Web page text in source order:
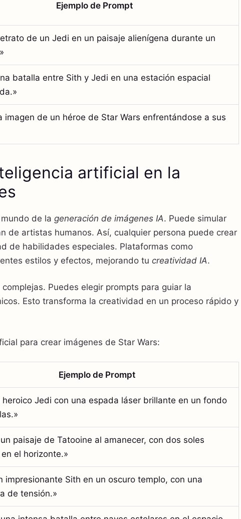
Ejemplo de Prompt
de un Jedi en un paisaje alienígena durante un
batalla entre Sith y Jedi en una estación espacial
imagen de un héroe de Star Wars enfrentándose a sus
artificial en la
de la generación de imágenes IA. Puede simular
de artistas humanos. Así, cualquier persona puede crear
de habilidades especiales. Plataformas como
estilos y efectos, mejorando tu creatividad IA.
Puedes elegir prompts para guiar la
Esto transforma la creatividad en un proceso rápido y
para crear imágenes de Star Wars:
Ejemplo de Prompt
heroico Jedi con una espada láser brillante en un fondo
paisaje de Tatooine al amanecer, con dos soles
el horizonte.»
impresionante Sith en un oscuro templo, con una
de tensión.»